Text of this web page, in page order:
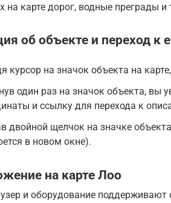
на карте дорог, водные преграды и
об объекте и переход к
курсор на значок объекта на
один раз на значок объекта, вы
и ссылку для перехода к
двойной щелчок на значке
в новом окне).
на карте Лоо
и оборудование